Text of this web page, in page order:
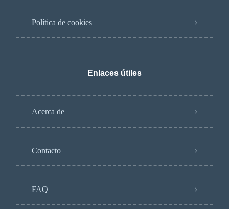
Política de cookies
Enlaces útiles
Acerca de
Contacto
FAQ